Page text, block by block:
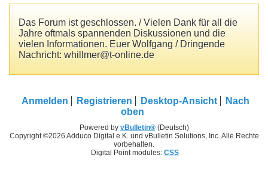
Das Forum ist geschlossen. / Vielen Dank für all die
Jahre oftmals spannenden Diskussionen und die
vielen Informationen. Euer Wolfgang / Dringende
Nachricht: whillmer@t-online.de
Anmelden Registrieren Desktop-Ansicht
Nach
oben
Powered by vBulletin®(Deutsch)
Copyright ©2026 Adduco Digital e.K. und vBulletin Solutions, Inc. Alle Rechte
vorbehalten.
Digital Point modules: CSS